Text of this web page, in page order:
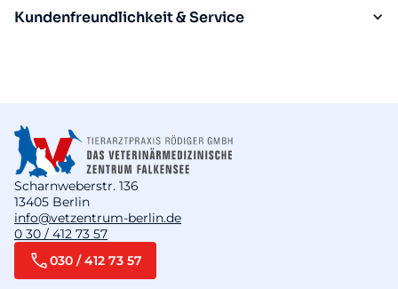
Kundenfreundlichkeit & Service
Scharnweberstr. 136
13405 Berlin
info@vetzentrum-berlin.de
0 30 / 412 73 57
030 / 412 73 57